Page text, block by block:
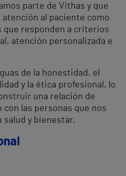
parte de Vithas y que
atención al paciente como
que responden a criterios
atención personalizada e
de la honestidad, el
y la ética profesional, lo
una relación de
con las personas que nos
salud y bienestar.